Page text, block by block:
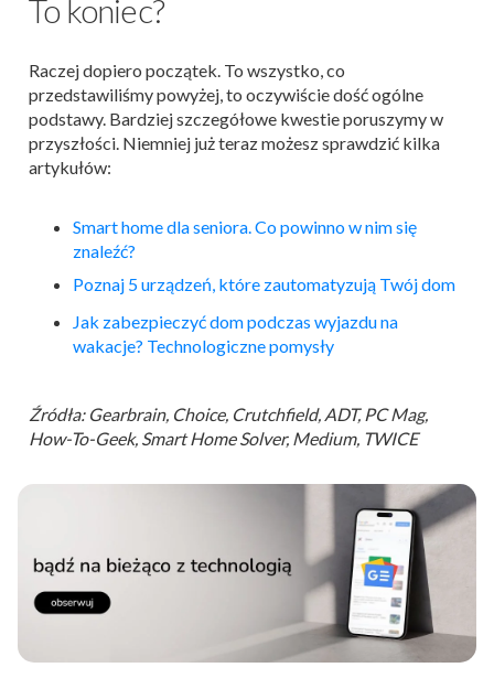
To koniec?
Raczej dopiero początek. To wszystko, co
przedstawiliśmy powyżej, to oczywiście dość ogólne
podstawy. Bardziej szczegółowe kwestie poruszymy w
przyszłości. Niemniej już teraz możesz sprawdzić kilka
artykułów:
Smarthomedla seniora. Co powinno w nim się
znaleźć?
Poznaj 5 urządzeń, które zautomatyzują Twój dom
Jak zabezpieczyć dom podczas wyjazdu na
wakacje? Technologiczne pomysły
Źródła: Gearbrain, Choice, Crutchfield, ADT, PC Mag,
How-To-Geek, Smart Home Solver, Medium, TWICE